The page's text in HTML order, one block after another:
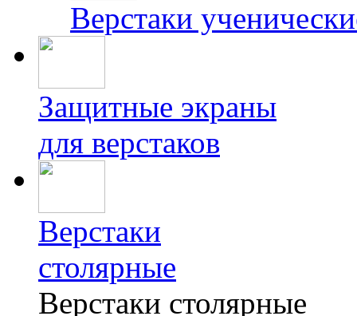
Верстаки
Защитные экраны
для верстаков
Верстаки
столярные
Верстаки столярные